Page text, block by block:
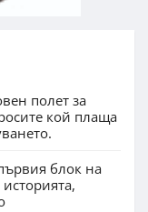
полет за
кой плаща
блок на